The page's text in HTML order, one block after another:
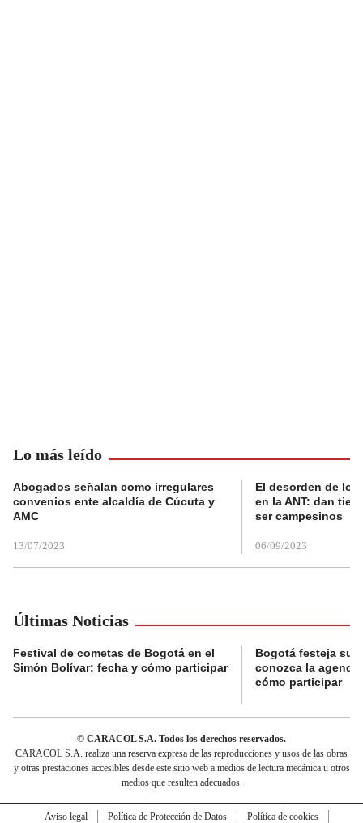
Lo más leído
Abogados señalan como irregulares
convenios ente alcaldía de Cúcuta y
AMC
13/07/2023
El desorden de
en la ANT: dan
ser campesinos
06/09/2023
Últimas Noticias
Festival de cometas de Bogotá en el
Simón Bolívar: fecha y cómo participar
Bogotá festeja su
conozca la
cómo participar
© CARACOL S.A. Todos los derechos reservados.
CARACOL S.A. realiza una reserva expresa de las reproducciones y usos de las obras
y otras prestaciones accesibles desde este sitio web a medios de lectura mecánica u otros
medios que resulten adecuados.
Aviso legal Política de Protección de Datos
Política de cookies